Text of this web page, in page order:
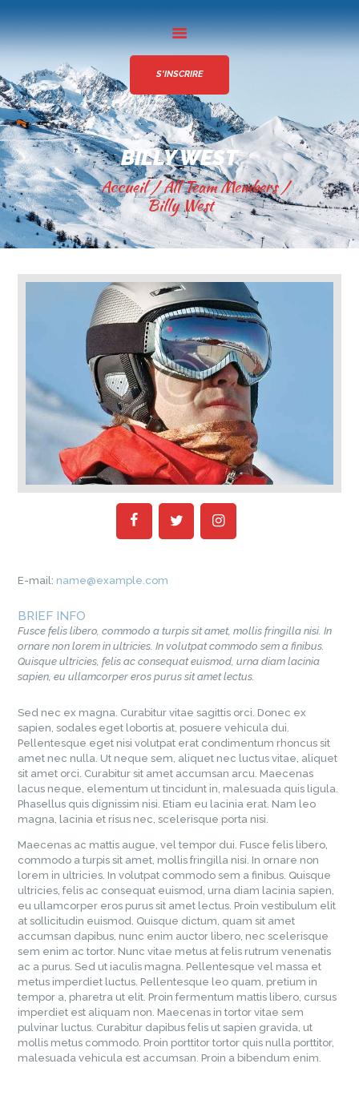
S'INSCRIRE
BILLY WEST
All Team Members
Billy West
L’ÉVÈNEMENT
NOS PARTENAIRES
INFOS PRATIQUES
GALERIE
CONTACT
E-mail: name@example.com
BRIEF INFO
Fusce felis libero, commodo a turpis sit amet, mollis fringilla nisi. In
ornare non lorem in ultricies. In volutpat commodo sem a finibus.
Quisque ultricies, felis ac consequat euismod, urna diam lacinia
sapien, eu ullamcorper eros purus sit amet lectus.
Sed nec ex magna. Curabitur vitae sagittis orci. Donec ex
sapien, sodales eget lobortis at, posuere vehicula dui.
Pellentesque eget nisi volutpat erat condimentum rhoncus sit
amet nec nulla. Ut neque sem, aliquet nec luctus vitae, aliquet
sit amet orci. Curabitur sit amet accumsan arcu. Maecenas
lacus neque, elementum ut tincidunt in, malesuada quis ligula.
Phasellus quis dignissim nisi. Etiam eu lacinia erat. Nam leo
magna, lacinia et risus nec, scelerisque porta nisi.
Maecenas ac mattis augue, vel tempor dui. Fusce felis libero,
commodo a turpis sit amet, mollis fringilla nisi. In ornare non
lorem in ultricies. In volutpat commodo sem a finibus. Quisque
ultricies, felis ac consequat euismod, urna diam lacinia sapien,
eu ullamcorper eros purus sit amet lectus. Proin vestibulum elit
at sollicitudin euismod. Quisque dictum, quam sit amet
accumsan dapibus, nunc enim auctor libero, nec scelerisque
sem enim ac tortor. Nunc vitae metus at felis rutrum venenatis
ac a purus. Sed ut iaculis magna. Pellentesque vel massa et
metus imperdiet luctus. Pellentesque leo quam, pretium in
tempor a, pharetra ut elit. Proin fermentum mattis libero, cursus
imperdiet est aliquam non. Maecenas in tortor vitae sem
pulvinar luctus. Curabitur dapibus felis ut sapien gravida, ut
mollis metus commodo. Proin porttitor tortor quis nulla porttitor,
malesuada vehicula est accumsan. Proin a bibendum enim.